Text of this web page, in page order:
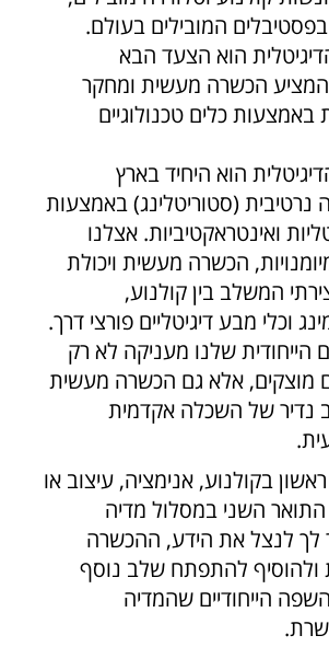
בפסטיבלים המובילים בעולם.
הוא הצעד הבא
הכשרה מעשית ומחקר
באמצעות כלים טכנולוגיים
הוא היחיד בארץ
נרטיבית (סטוריטלינג) באמצעות
ואינטראקטיביות. אצלנו
הכשרה מעשית ויכולת
המשלב בין קולנוע,
וכלי מבע דיגיטליים פורצי דרך.
הייחודית שלנו מעניקה לא רק
מוצקים, אלא גם הכשרה מעשית
נדיר של השכלה אקדמית
בקולנוע, אנימציה, עיצוב או
השני במסלול מדיה
לך לנצל את הידע, ההכשרה
ולהוסיף להתפתח שלב נוסף
הייחודיים שהמדיה